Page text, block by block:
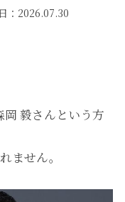
：2026.07.30
毅さんという方
ません。